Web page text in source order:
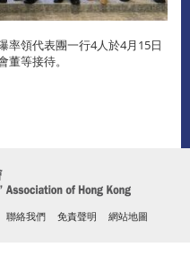
率領代表團一行4人於4月15日
等接待。
聯絡我們 免責聲明 網站地圖